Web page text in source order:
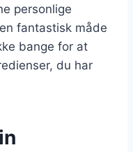
personlige
fantastisk måde
bange for at
du har